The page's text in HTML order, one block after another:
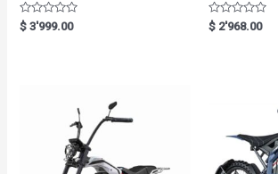
R
a
$ 3'999.00
R
a
$ 2'968.00